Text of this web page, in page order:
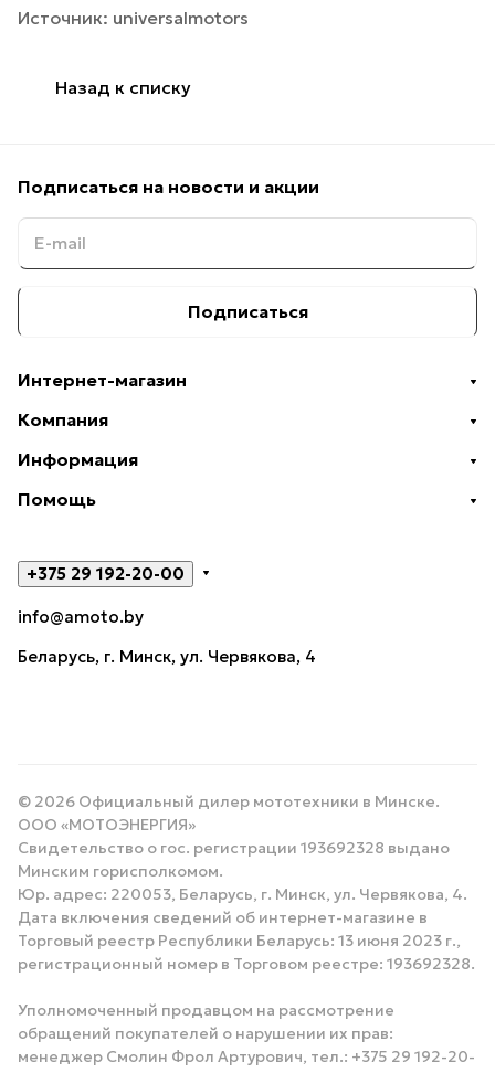
Источник: universalmotors
Назад к списку
Подписаться на новости и акции
Подписаться
Интернет-магазин
Компания
Информация
Помощь
+375 29 192-20-00
info@amoto.by
Беларусь, г. Минск, ул. Червякова, 4
© 2026 Официальный дилер мототехники в Минске.
ООО «МОТОЭНЕРГИЯ»
Свидетельство о гос. регистрации 193692328 выдано
Минским горисполкомом.
Юр. адрес: 220053, Беларусь, г. Минск, ул. Червякова, 4.
Дата включения сведений об интернет-магазине в
Торговый реестр Республики Беларусь: 13 июня 2023 г.,
регистрационный номер в Торговом реестре: 193692328.
Уполномоченный продавцом на рассмотрение
обращений покупателей о нарушении их прав:
менеджер Смолин Фрол Артурович, тел.: +375 29 192-20-